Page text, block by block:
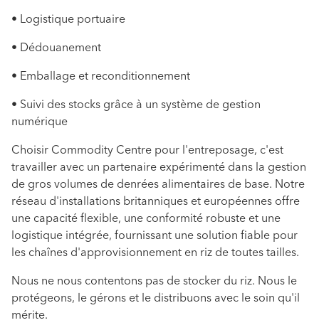
• Logistique portuaire
• Dédouanement
• Emballage et reconditionnement
• Suivi des stocks grâce à un système de gestion
numérique
Choisir Commodity Centre pour l'entreposage, c'est
travailler avec un partenaire expérimenté dans la gestion
de gros volumes de denrées alimentaires de base. Notre
réseau d'installations britanniques et européennes offre
une capacité flexible, une conformité robuste et une
logistique intégrée, fournissant une solution fiable pour
les chaînes d'approvisionnement en riz de toutes tailles.
Nous ne nous contentons pas de stocker du riz. Nous le
protégeons, le gérons et le distribuons avec le soin qu'il
mérite.